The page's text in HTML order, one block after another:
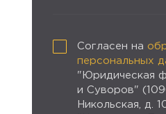
Согласен на
персональных
"Юридическая
и Суворов"
Никольская, д.